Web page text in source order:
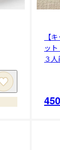
【
ッ
３人
450